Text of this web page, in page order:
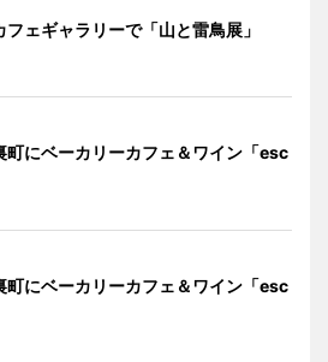
フェギャラリーで「山と雷鳥展」
町にベーカリーカフェ＆ワイン「esc
町にベーカリーカフェ＆ワイン「esc